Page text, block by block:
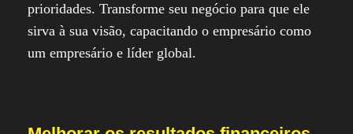
prioridades. Transforme seu negócio para que ele
sirva à sua visão, capacitando o empresário como
um empresário e líder global.